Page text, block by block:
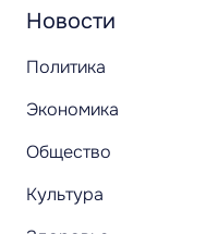
Новости
Политика
Экономика
Общество
Культура